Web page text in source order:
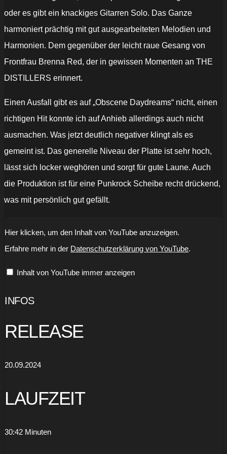
oder es gibt ein knackiges Gitarren Solo. Das Ganze
harmoniert prächtig mit gut ausgearbeiteten Melodien und
Harmonien. Dem gegenüber der leicht raue Gesang von
Frontfrau Brenna Red, der in gewissen Momenten an THE
DISTILLERS erinnert.
Einen Ausfall gibt es auf „Obscene Daydreams“ nicht, einen
richtigen Hit konnte ich auf Anhieb allerdings auch nicht
ausmachen. Was jetzt deutlich negativer klingt als es
gemeint ist. Das generelle Niveau der Platte ist sehr hoch,
lässt sich locker weghören und sorgt für gute Laune. Auch
die Produktion ist für eine Punkrock Scheibe recht drückend,
was mit persönlich gut gefällt.
Last
-
Video)“
anzeigen
Hier klicken, um den Inhalt von YouTube anzuzeigen.
Erfahre mehr in der Datenschutzerklärung von YouTube.
Inhalt von YouTube immer anzeigen
INFOS
RELEASE
20.09.2024
LAUFZEIT
30:42 Minuten